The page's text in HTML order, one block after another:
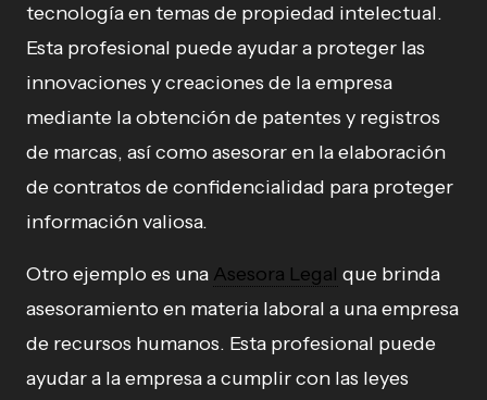
tecnología en temas de propiedad intelectual.
Esta profesional puede ayudar a proteger las
innovaciones y creaciones de la empresa
mediante la obtención de patentes y registros
de marcas, así como asesorar en la elaboración
de contratos de confidencialidad para proteger
información valiosa.
Otro ejemplo es una Asesora Legal que brinda
asesoramiento en materia laboral a una empresa
de recursos humanos. Esta profesional puede
ayudar a la empresa a cumplir con las leyes